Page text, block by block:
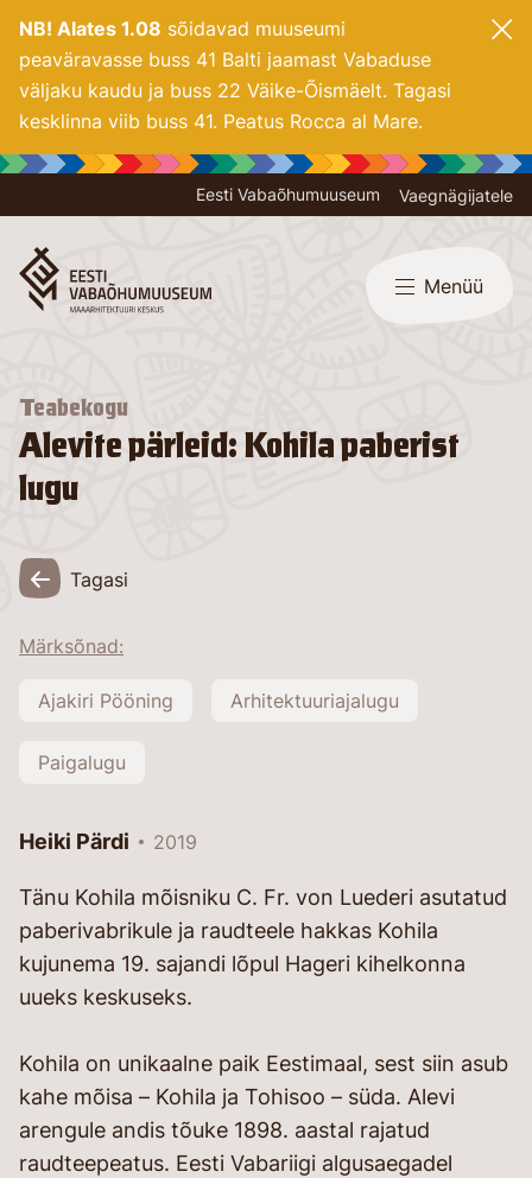
NB! Alates 1.08 sõidavad muuseumi
peaväravasse buss 41 Balti jaamast Vabaduse
väljaku kaudu ja buss 22 Väike-Õismäelt. Tagasi
kesklinna viib buss 41. Peatus Rocca al Mare.
Eesti Vabaõhumuuseum Vaegnägijatele
Menüü
Teabekogu
Alevite pärleid: Kohila paberist
lugu
Tagasi
Märksõnad:
Ajakiri Pööning Arhitektuuriajalugu
Paigalugu
Heiki Pärdi 2019
Tänu Kohila mõisniku C. Fr. von Luederi asutatud
paberivabrikule ja raudteele hakkas Kohila
kujunema 19. sajandi lõpul Hageri kihelkonna
uueks keskuseks.
Kohila on unikaalne paik Eestimaal, sest siin asub
kahe mõisa – Kohila ja Tohisoo – süda. Alevi
arengule andis tõuke 1898. aastal rajatud
raudteepeatus. Eesti Vabariigi algusaegadel